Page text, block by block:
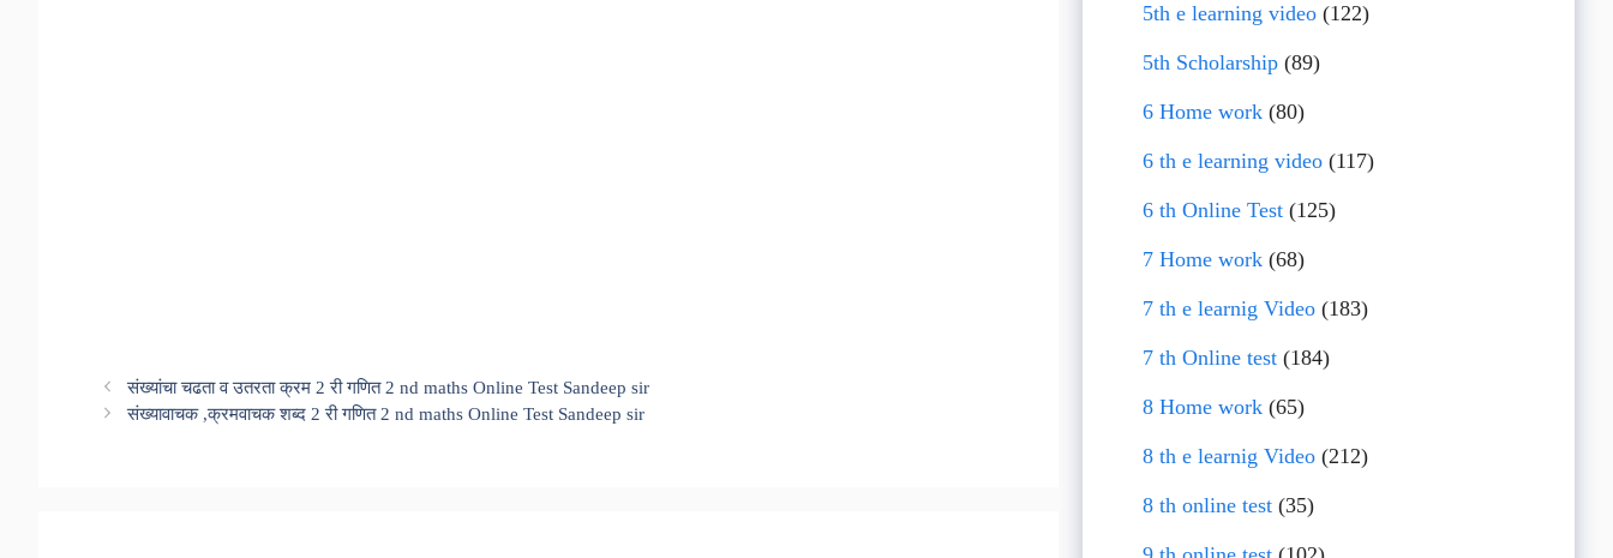
संख्यांचा चढता व उतरता क्रम 2 री गणित 2 nd maths Online Test Sandeep sir
संख्यावाचक ,क्रमवाचक शब्द 2 री गणित 2 nd maths Online Test Sandeep sir
5th e learning video(122)
5th Scholarship(89)
6 Home work(80)
6 th e learning video(117)
6 th Online Test(125)
7 Home work(68)
7 th e learnig Video(183)
7 th Online test(184)
8 Home work(65)
8 th e learnig Video(212)
8 th online test(35)